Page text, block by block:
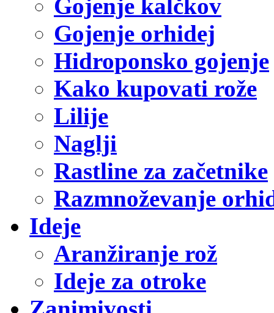
Gojenje kalčkov
Gojenje orhidej
Hidroponsko gojenje
Kako kupovati rože
Lilije
Naglji
Rastline za začetnike
Razmnoževanje
Ideje
Aranžiranje rož
Ideje za otroke